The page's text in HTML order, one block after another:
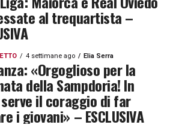
al trequartista –
4 settimane ago Elia Serra
«Orgoglioso per la
della Sampdoria! In
il coraggio di far
i giovani» – ESCLUSIVA